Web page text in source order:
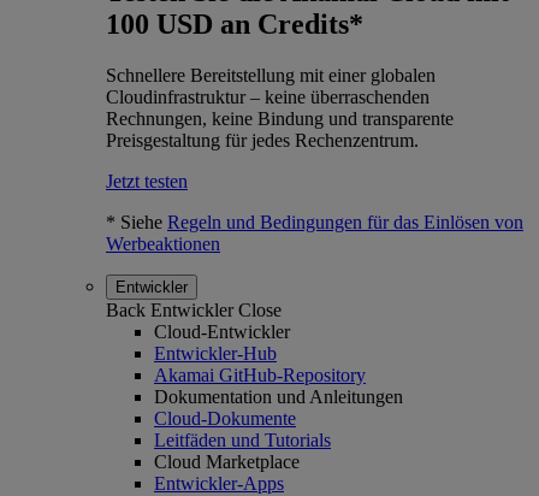
100 USD an Credits*
Schnellere Bereitstellung mit einer globalen
Cloudinfrastruktur – keine überraschenden
Rechnungen, keine Bindung und transparente
Preisgestaltung für jedes Rechenzentrum.
Jetzt testen
* Siehe Regeln und Bedingungen für das Einlösen von
Werbeaktionen
Entwickler
Back Entwickler Close
Cloud-Entwickler
Entwickler-Hub
Akamai GitHub-Repository
Dokumentation und Anleitungen
Cloud-Dokumente
Leitfäden und Tutorials
Cloud Marketplace
Entwickler-Apps